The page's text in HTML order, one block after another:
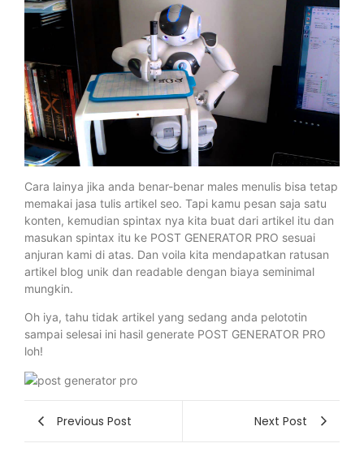
Cara lainya jika anda benar-benar males menulis bisa tetap
memakai jasa tulis artikel seo. Tapi kamu pesan saja satu
konten, kemudian spintax nya kita buat dari artikel itu dan
masukan spintax itu ke POST GENERATOR PRO sesuai
anjuran kami di atas. Dan voila kita mendapatkan ratusan
artikel blog unik dan readable dengan biaya seminimal
mungkin.
Oh iya, tahu tidak artikel yang sedang anda pelototin
sampai selesai ini hasil generate POST GENERATOR PRO
loh!
Previous Post Next Post